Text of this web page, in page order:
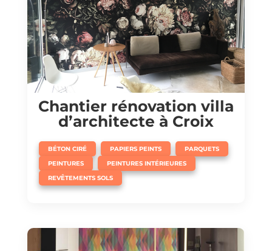
Chantier rénovation villa
d’architecte à Croix
BÉTON CIRÉ
,
PAPIERS PEINTS
,
PARQUETS
,
PEINTURES
,
PEINTURES INTÉRIEURES
,
REVÊTEMENTS SOLS